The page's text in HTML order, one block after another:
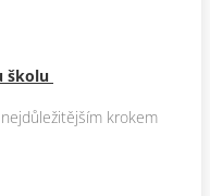
školu
krokem